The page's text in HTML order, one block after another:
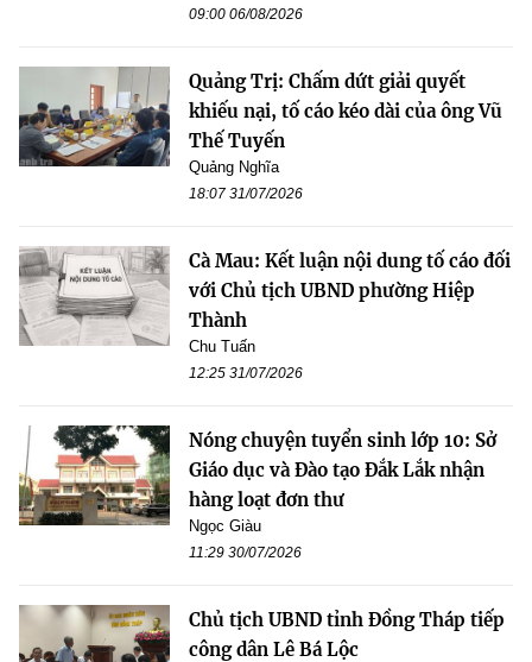
09:00 06/08/2026
Quảng Trị: Chấm dứt giải quyết
khiếu nại, tố cáo kéo dài của ông Vũ
Thế Tuyến
Quảng Nghĩa
18:07 31/07/2026
Cà Mau: Kết luận nội dung tố cáo đối
với Chủ tịch UBND phường Hiệp
Thành
Chu Tuấn
12:25 31/07/2026
Nóng chuyện tuyển sinh lớp 10: Sở
Giáo dục và Đào tạo Đắk Lắk nhận
hàng loạt đơn thư
Ngọc Giàu
11:29 30/07/2026
Chủ tịch UBND tỉnh Đồng Tháp tiếp
công dân Lê Bá Lộc